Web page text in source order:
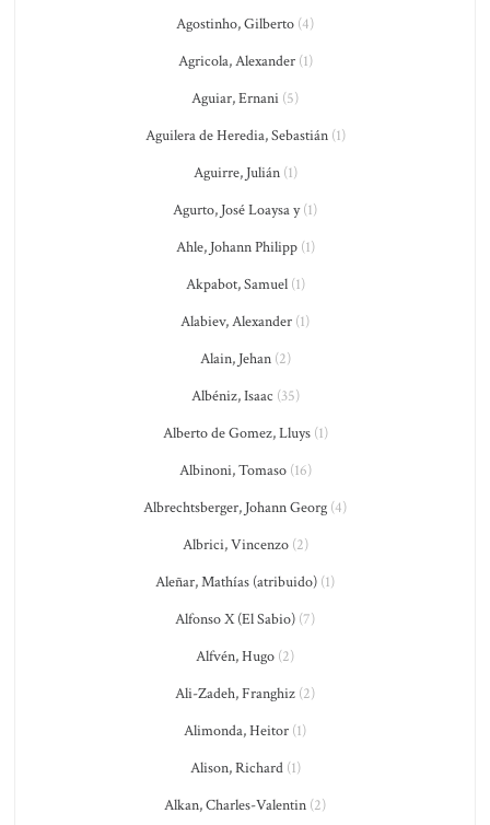
Agostinho, Gilberto (4)
Agricola, Alexander(1)
Aguiar, Ernani (5)
Aguilera de Heredia, Sebastián(1)
Aguirre, Julián(1)
Agurto, José Loaysa y(1)
Ahle, Johann Philipp(1)
Akpabot, Samuel(1)
Alabiev, Alexander (1)
Alain, Jehan(2)
Albéniz, Isaac (35)
Alberto de Gomez, Lluys(1)
Albinoni, Tomaso(16)
Albrechtsberger, Johann Georg (4)
Albrici, Vincenzo(2)
Aleñar, Mathías (atribuido) (1)
Alfonso X (El Sabio) (7)
Alfvén, Hugo (2)
Ali-Zadeh, Franghiz (2)
Alimonda, Heitor (1)
Alison, Richard(1)
Alkan, Charles-Valentin (2)